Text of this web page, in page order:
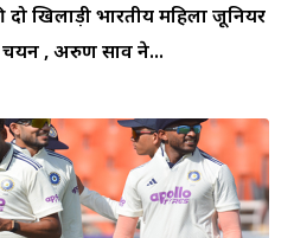
दो खिलाड़ी भारतीय महिला जूनियर
चयन , अरुण साव ने...